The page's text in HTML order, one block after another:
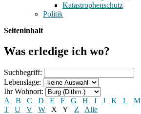
Katastrophenschutz
Politik
Seiteninhalt
Was erledige ich wo?
Suchbegriff:
Lebenslage:
Ihr Wohnort:
A
B C D E F G H I J K L M
T
U V W X Y Z Alle